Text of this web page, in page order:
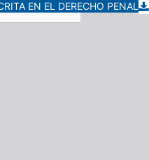
LA OMISIÓN IMPROPIA NO ESCRITA EN EL DERECHO PENAL ARGENTINO. PROBLEMÁTICA. INCONSTITUCIONALIDAD vs. CONSTITUCIONALIDAD